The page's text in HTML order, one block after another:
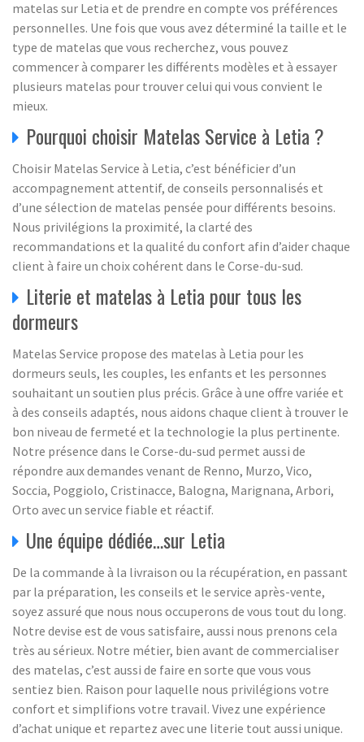
matelas sur Letia et de prendre en compte vos préférences
personnelles. Une fois que vous avez déterminé la taille et le
type de matelas que vous recherchez, vous pouvez
commencer à comparer les différents modèles et à essayer
plusieurs matelas pour trouver celui qui vous convient le
mieux.
Pourquoi choisir Matelas Service à Letia ?
Choisir Matelas Service à Letia, c’est bénéficier d’un
accompagnement attentif, de conseils personnalisés et
d’une sélection de matelas pensée pour différents besoins.
Nous privilégions la proximité, la clarté des
recommandations et la qualité du confort afin d’aider chaque
client à faire un choix cohérent dans le Corse-du-sud.
Literie et matelas à Letia pour tous les
dormeurs
Matelas Service propose des matelas à Letia pour les
dormeurs seuls, les couples, les enfants et les personnes
souhaitant un soutien plus précis. Grâce à une offre variée et
à des conseils adaptés, nous aidons chaque client à trouver le
bon niveau de fermeté et la technologie la plus pertinente.
Notre présence dans le Corse-du-sud permet aussi de
répondre aux demandes venant de Renno, Murzo, Vico,
Soccia, Poggiolo, Cristinacce, Balogna, Marignana, Arbori,
Orto avec un service fiable et réactif.
Une équipe dédiée…sur Letia
De la commande à la livraison ou la récupération, en passant
par la préparation, les conseils et le service après-vente,
soyez assuré que nous nous occuperons de vous tout du long.
Notre devise est de vous satisfaire, aussi nous prenons cela
très au sérieux. Notre métier, bien avant de commercialiser
des matelas, c’est aussi de faire en sorte que vous vous
sentiez bien. Raison pour laquelle nous privilégions votre
confort et simplifions votre travail. Vivez une expérience
d’achat unique et repartez avec une literie tout aussi unique.